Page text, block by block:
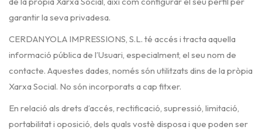
garantir la seva privadesa.
CERDANYOLA IMPRESSIONS, S.L. té accés i tracta aquella
informació pública de l’Usuari, especialment, el seu nom de
contacte. Aquestes dades, només són utilitzats dins de la pròpia
Xarxa Social. No són incorporats a cap fitxer.
En relació als drets d’accés, rectificació, supressió, limitació,
portabilitat i oposició, dels quals vostè disposa i que poden ser